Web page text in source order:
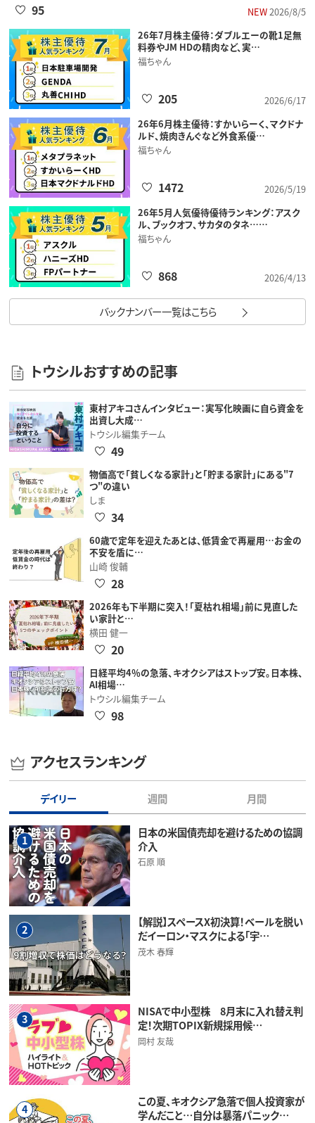
NEW2026/8/5
95
26年7月株主優待：ダブルエーの靴1足無
料券やJM HDの精肉など、実…
福ちゃん
2026/6/17
205
26年6月株主優待：すかいらーく、マクドナ
ルド、焼肉きんぐなど外食系優…
福ちゃん
2026/5/19
1472
26年5月人気優待優待ランキング：アスク
ル、ブックオフ、サカタのタネ……
福ちゃん
2026/4/13
868
バックナンバー一覧はこちら
トウシルおすすめの記事
東村アキコさんインタビュー：実写化映画に自ら資金を
出資し大成…
トウシル編集チーム
49
物価高で「貧しくなる家計」と「貯まる家計」にある"7
つ"の違い
しま
34
60歳で定年を迎えたあとは、低賃金で再雇用…お金の
不安を盾に…
山崎 俊輔
28
2026年も下半期に突入！「夏枯れ相場」前に見直した
い家計と…
横田 健一
20
日経平均4％の急落、キオクシアはストップ安。日本株、
AI相場…
トウシル編集チーム
98
アクセスランキング
デイリー 週間 月間
1
日本の米国債売却を避けるための協調
介入
石原 順
2
【解説】スペースX初決算！ベールを脱い
だイーロン・マスクによる「宇…
茂木 春輝
3
NISAで中小型株 8月末に入れ替え判
定！次期TOPIX新規採用候…
岡村 友哉
4
この夏、キオクシア急落で個人投資家が
学んだこと…自分は暴落パニック…